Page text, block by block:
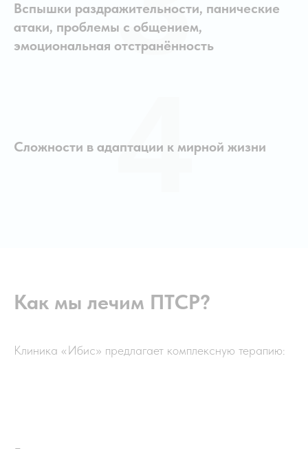
Вспышки раздражительности, панические
атаки, проблемы с общением,
эмоциональная отстранённость
Сложности в адаптации к мирной жизни
4
Как мы лечим ПТСР?
Клиника «Ибис» предлагает комплексную терапию: